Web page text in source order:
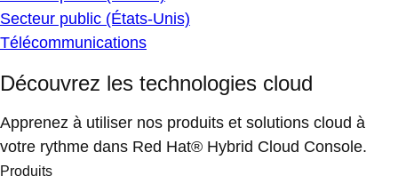
Secteur public (États-Unis)
Télécommunications
Découvrez les technologies cloud
Apprenez à utiliser nos produits et solutions cloud à
votre rythme dans Red Hat® Hybrid Cloud Console.
Produits